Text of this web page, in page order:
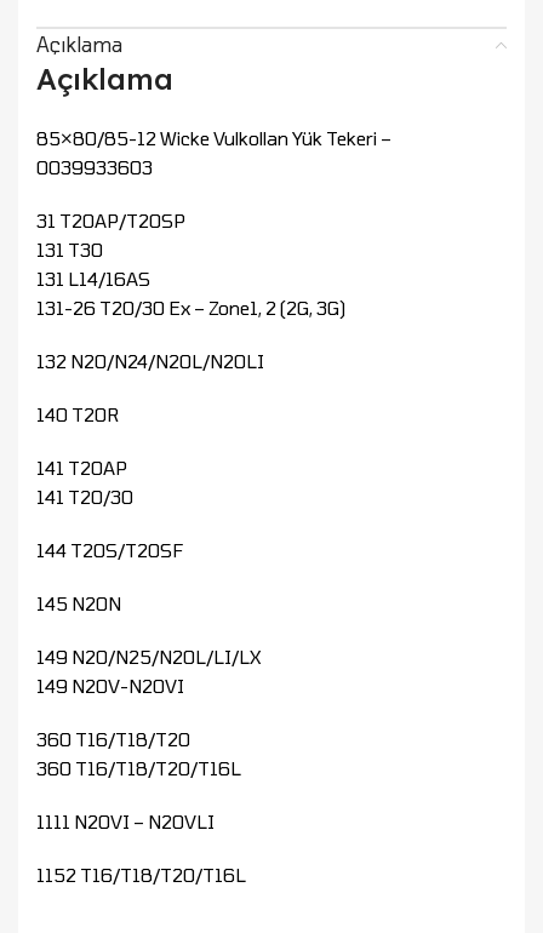
Açıklama
Açıklama
85×80/85-12 Wicke Vulkollan Yük Tekeri –
0039933603
31 T20AP/T20SP
131 T30
131 L14/16AS
131-26 T20/30 Ex – Zone1, 2 (2G, 3G)
132 N20/N24/N20L/N20LI
140 T20R
141 T20AP
141 T20/30
144 T20S/T20SF
145 N20N
149 N20/N25/N20L/LI/LX
149 N20V-N20VI
360 T16/T18/T20
360 T16/T18/T20/T16L
1111 N20VI – N20VLI
1152 T16/T18/T20/T16L